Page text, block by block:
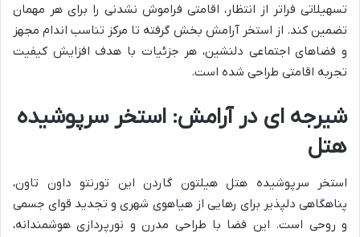
تسهیلاتی فراتر از انتظار، اقامتی فراموش نشدنی را برای هر مهمان
تضمین کند. از استخر آرامش بخش گرفته تا مرکز تناسب اندام مجهز
و فضاهای اجتماعی دلنشین، هر جزئیات با هدف افزایش کیفیت
تجربه اقامتی طراحی شده است.
شیرجه ای در آرامش: استخر سرپوشیده
هتل
استخر سرپوشیده هتل هیلتون گاردن این تورنتو داون تاون،
پناهگاهی دلپذیر برای رهایی از هیاهوی شهری و تجدید قوای جسمی
و روحی است. این فضا با طراحی مدرن و نورپردازی هوشمندانه،